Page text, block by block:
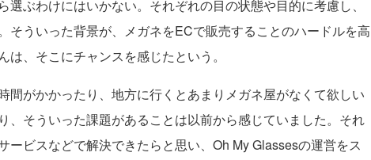
選ぶわけにはいかない。それぞれの目の状態や目的に考慮し、
そういった背景が、メガネをECで販売することのハードルを高
は、そこにチャンスを感じたという。
間がかかったり、地方に行くとあまりメガネ屋がなくて欲しい
、そういった課題があることは以前から感じていました。それ
ービスなどで解決できたらと思い、Oh My Glassesの運営をス